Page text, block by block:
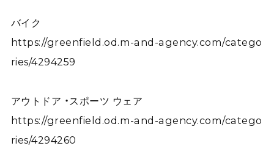
バイク
https://greenfield.od.m-and-agency.com/catego
ries/4294259
アウトドア ・スポーツ ウェア
https://greenfield.od.m-and-agency.com/catego
ries/4294260